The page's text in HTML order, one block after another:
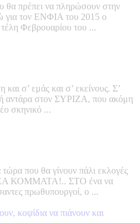
θα πρέπει να πληρώσουν στην
για τον ΕΝΦΙΑ του 2015 ο
Φεβρουαρίου του ...
σ’ εμάς και σ’ εκείνους. Σ’
αντάρα στον ΣΥΡΙΖΑ, που ακόμη
σκηνικό ...
που θα γίνουν πάλι εκλογές
ΚΟΜΜΑΤΑ!.. ΣΤΟ ένα να
πρωθυπουργοί, ο ...
κοψίδια να πιάνουν και